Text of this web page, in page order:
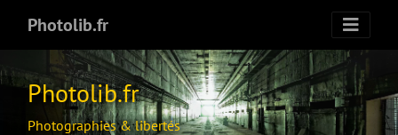
Photolib.fr
Photolib.fr
Photographies & libertés